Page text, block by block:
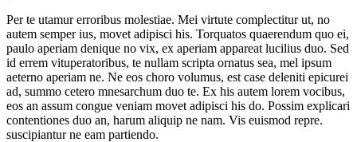
Per te utamur erroribus molestiae. Mei virtute complectitur ut, no
autem semper ius, movet adipisci his. Torquatos quaerendum quo ei,
paulo aperiam denique no vix, ex aperiam appareat lucilius duo. Sed
id errem vituperatoribus, te nullam scripta ornatus sea, mel ipsum
aeterno aperiam ne. Ne eos choro volumus, est case deleniti epicurei
ad, summo cetero mnesarchum duo te. Ex his autem lorem vocibus,
eos an assum congue veniam movet adipisci his do. Possim explicari
contentiones duo an, harum aliquip ne nam. Vis euismod repre.
suscipiantur ne eam partiendo.